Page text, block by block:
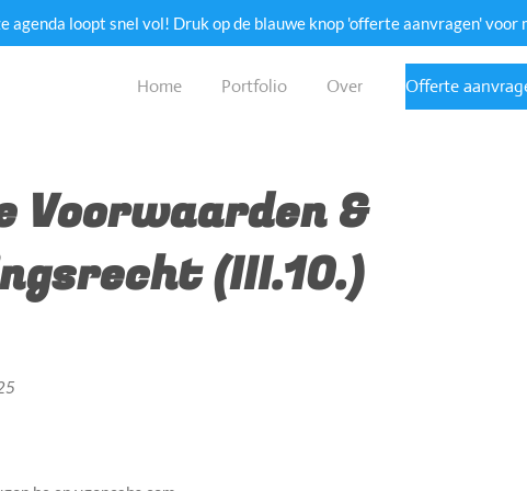
agenda loopt snel vol! Druk op de blauwe knop 'offerte aanvragen' voor
Home Portfolio Over Offerte
Voorwaarden &
(III.10.)